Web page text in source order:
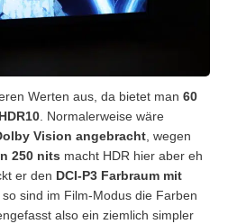
Werten aus, da bietet man 60
HDR10 . Normalerweise wäre
Vision angebracht , wegen
250 nits macht HDR hier aber eh
er den DCI-P3 Farbraum mit
sind im Film-Modus die Farben
also ein ziemlich simpler